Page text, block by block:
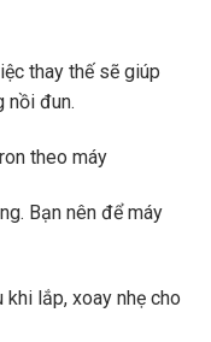
thay thế sẽ giúp
nồi đun.
theo máy
Bạn nên để máy
lắp, xoay nhẹ cho